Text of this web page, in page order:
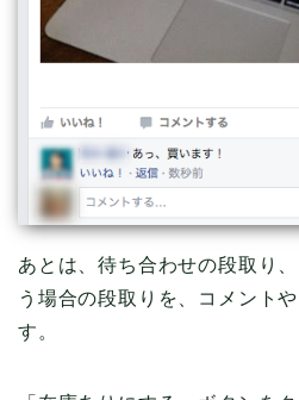
あとは、待ち合わせの段取り
う場合の段取りを、コメント
す。